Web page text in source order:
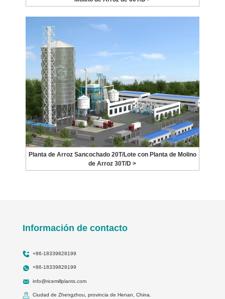
Planta de Arroz Sancochado 20T/Lote con Planta de Molino
de Arroz 30T/D >
Información de contacto
+86-18339828199
+86-18339828199
info@ricemillplants.com
Ciudad de Zhengzhou, provincia de Henan, China.